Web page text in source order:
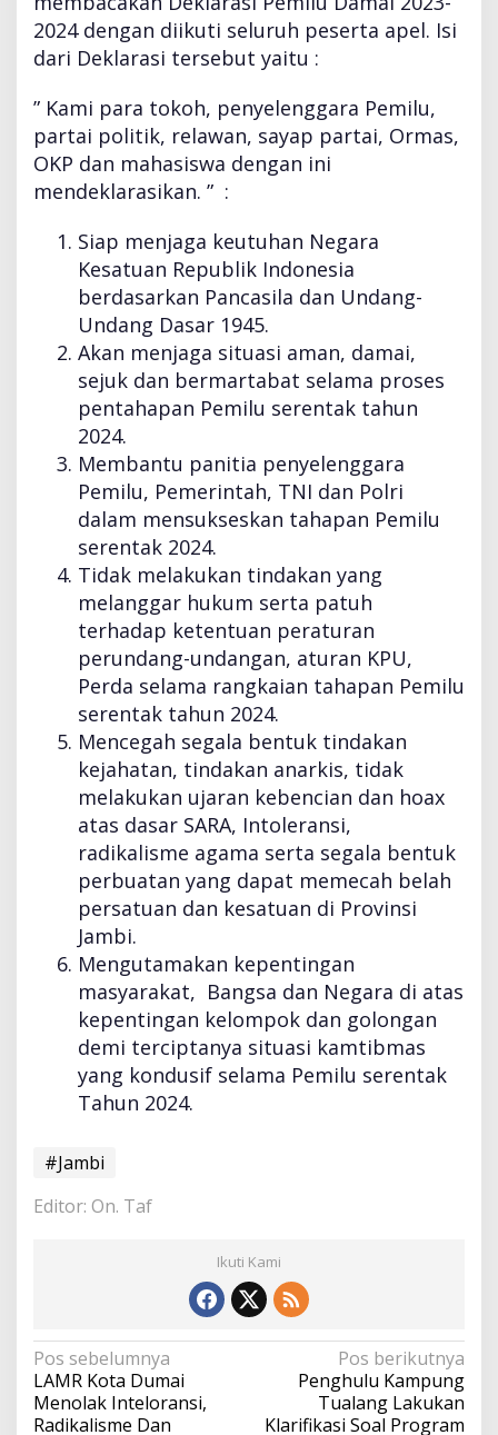
e
m
u
D
a
m
a
2
0
4
2024 dengan diikuti seluruh peserta apel. Isi
dari Deklarasi tersebut yaitu :
” Kami para tokoh, penyelenggara Pemilu,
partai politik, relawan, sayap partai, Ormas,
OKP dan mahasiswa dengan ini
mendeklarasikan. ” :
Siap menjaga keutuhan Negara
Kesatuan Republik Indonesia
berdasarkan Pancasila dan Undang-
Undang Dasar 1945.
Akan menjaga situasi aman, damai,
sejuk dan bermartabat selama proses
pentahapan Pemilu serentak tahun
2024.
Membantu panitia penyelenggara
Pemilu, Pemerintah, TNI dan Polri
dalam mensukseskan tahapan Pemilu
serentak 2024.
Tidak melakukan tindakan yang
melanggar hukum serta patuh
terhadap ketentuan peraturan
perundang-undangan, aturan KPU,
Perda selama rangkaian tahapan Pemilu
serentak tahun 2024.
Mencegah segala bentuk tindakan
kejahatan, tindakan anarkis, tidak
melakukan ujaran kebencian dan hoax
atas dasar SARA, Intoleransi,
radikalisme agama serta segala bentuk
perbuatan yang dapat memecah belah
persatuan dan kesatuan di Provinsi
Jambi.
Mengutamakan kepentingan
masyarakat, Bangsa dan Negara di atas
kepentingan kelompok dan golongan
demi terciptanya situasi kamtibmas
yang kondusif selama Pemilu serentak
Tahun 2024.
#Jambi
Editor: On. Taf
Ikuti Kami
N
a
v
i
Pos sebelumnya
LAMR Kota Dumai
Menolak Inteloransi,
Radikalisme Dan
Pos berikutnya
Penghulu Kampung
Tualang Lakukan
Klarifikasi Soal Program